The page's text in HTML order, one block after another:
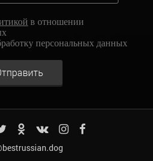
в отношении
персональных данных